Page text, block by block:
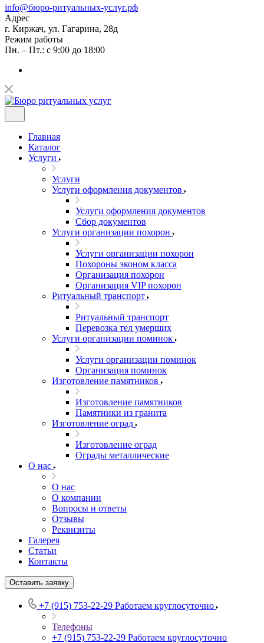
info@бюро-ритуальных-услуг.рф
Адрес
г. Киржач, ул. Гагарина, 28д
Режим работы
Пн. – Пт.: с 9:00 до 18:00
Главная
Каталог
Услуги
Услуги
Услуги оформления документов
Услуги оформления документов
Сбор документов
Услуги организации похорон
Услуги организации похорон
Похороны эконом класса
Организация похорон
Организация VIP похорон
Ритуальный транспорт
Ритуальный транспорт
Перевозка тел умерших
Услуги организации поминок
Услуги организации поминок
Организация поминок
Изготовление памятников
Изготовление памятников
Памятники из гранита
Изготовление оград
Изготовление оград
Ограды металлические
О нас
О нас
О компании
Вопросы и ответы
Отзывы
Реквизиты
Галерея
Статьи
Контакты
Оставить заявку
+7 (915) 753-22-29 Работаем круглосуточно
Телефоны
+7 (915) 753-22-29 Работаем круглосуточно